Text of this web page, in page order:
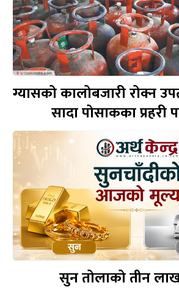
ग्यासको कालोबजारी रोक्न
सादा पोसाकका प्रहरी
सुन तोलाको तीन